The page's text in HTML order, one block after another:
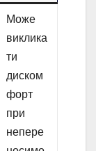
Може
виклика
ти
диском
форт
при
непере